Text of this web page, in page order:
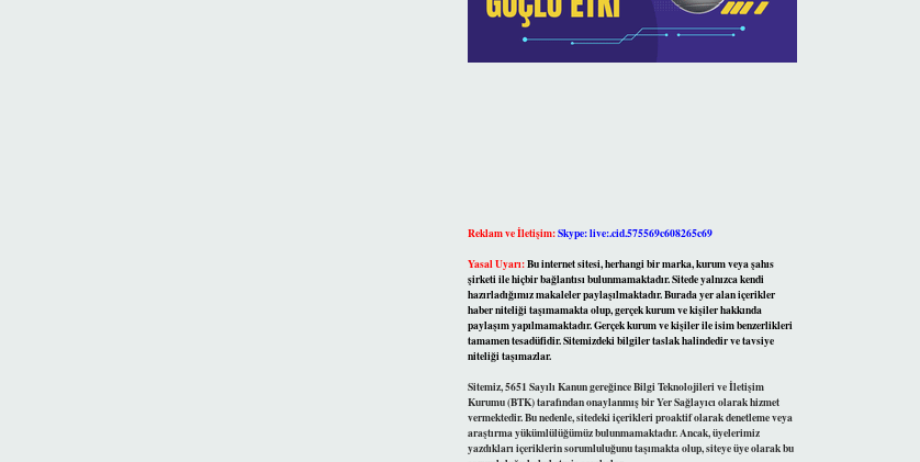
Reklam ve İletişim:Skype: live:.cid.575569c608265c69
Yasal Uyarı:Bu internet sitesi, herhangi bir marka, kurum veya şahıs
şirketi ile hiçbir bağlantısı bulunmamaktadır. Sitede yalnızca kendi
hazırladığımız makaleler paylaşılmaktadır. Burada yer alan içerikler
haber niteliği taşımamakta olup, gerçek kurum ve kişiler hakkında
paylaşım yapılmamaktadır. Gerçek kurum ve kişiler ile isim benzerlikleri
tamamen tesadüfidir. Sitemizdeki bilgiler taslak halindedir ve tavsiye
niteliği taşımazlar.
Sitemiz, 5651 Sayılı Kanun gereğince Bilgi Teknolojileri ve İletişim
Kurumu (BTK) tarafından onaylanmış bir Yer Sağlayıcı olarak hizmet
vermektedir. Bu nedenle, sitedeki içerikleri proaktif olarak denetleme veya
araştırma yükümlülüğümüz bulunmamaktadır. Ancak, üyelerimiz
yazdıkları içeriklerin sorumluluğunu taşımakta olup, siteye üye olarak bu